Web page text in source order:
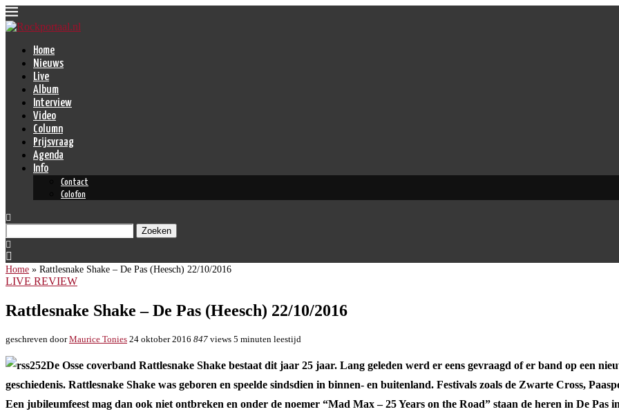
Home
Nieuws
Live
Album
Interview
Video
Column
Prijsvraag
Agenda
Info
Contact
Colofon
Zoeken
Home » Rattlesnake Shake – De Pas (Heesch) 22/10/2016
LIVE REVIEW
Rattlesnake Shake – De Pas (Heesch) 22/10/2016
geschreven doorMaurice Tonies 24 oktober 2016 847 views 5 minuten leestijd
De Osse coverband Rattlesnake Shake bestaat dit jaar 25 jaar. Lang geleden werd er eens gevraagd of er band op een
geschiedenis. Rattlesnake Shake was geboren en speelde sindsdien in binnen- en buitenland. Festivals zoals de Zwarte Cross,
Een jubileumfeest mag dan ook niet ontbreken en onder de noemer “Mad Max – 25 Years on the Road” staan de heren in De Pas